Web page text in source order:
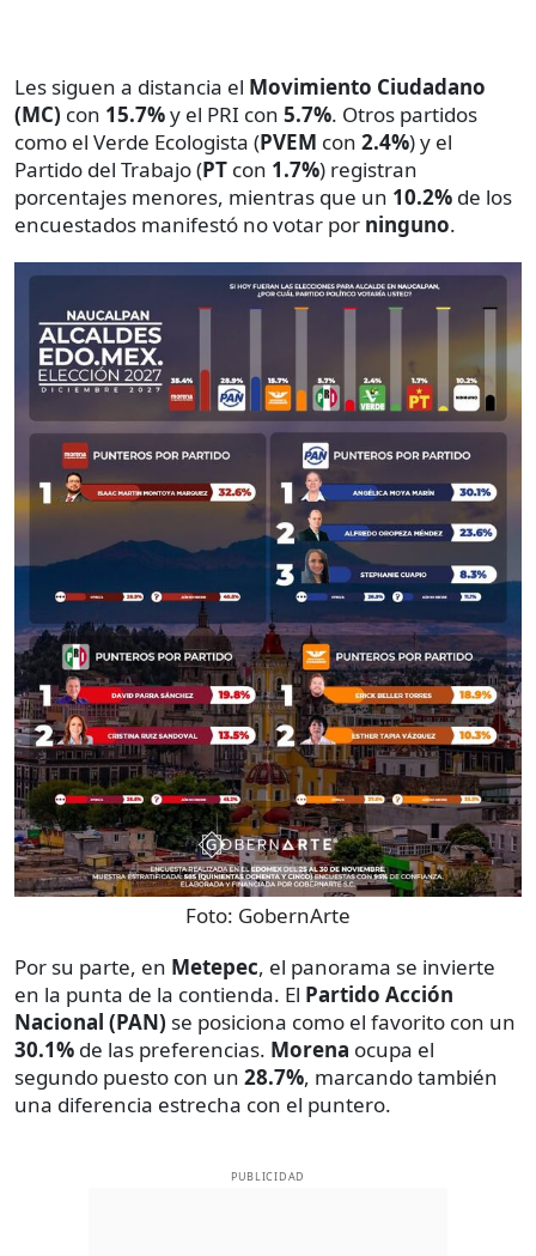
Les siguen a distancia el Movimiento Ciudadano
(MC) con 15.7%y el PRI con 5.7%. Otros partidos
como el Verde Ecologista (PVEM con 2.4%) y el
Partido del Trabajo (PT con 1.7%) registran
porcentajes menores, mientras que un 10.2% de los
encuestados manifestó no votar por ninguno.
Foto: GobernArte
Por su parte, en Metepec, el panorama se invierte
en la punta de la contienda. El Partido Acción
Nacional (PAN) se posiciona como el favorito con un
30.1% de las preferencias. Morena ocupa el
segundo puesto con un 28.7%, marcando también
una diferencia estrecha con el puntero.
PUBLICIDAD